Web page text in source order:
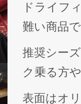
ドライフ
難い商品で
推奨シー
ク乗る方
表面はオ